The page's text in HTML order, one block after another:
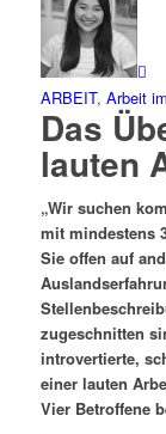
ARBEIT, Arbeit
Das
lauten
„Wir suchen
mit mindestens
Sie offen auf
zugeschnitten
introvertierte,
einer lauten
Vier Betroffene